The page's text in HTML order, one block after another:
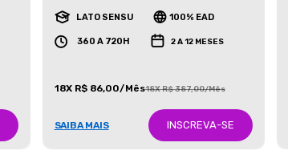
LATO SENSU 100% EAD
360 A 720H 2 A 12 MESES
18X R$ 86,00/Mês18X R$ 387,00/Mês
SAIBA MAIS INSCREVA-SE